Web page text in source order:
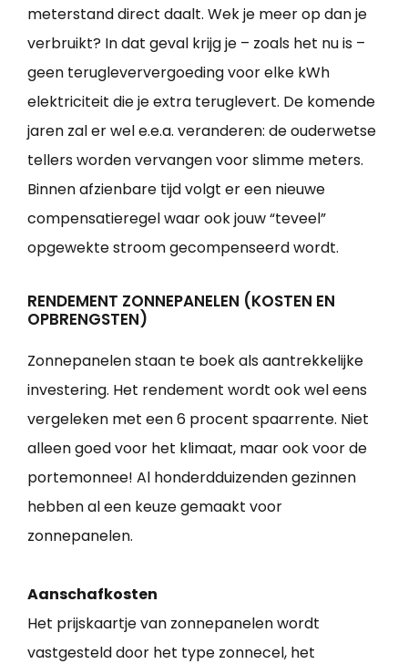
meterstand direct daalt. Wek je meer op dan je
verbruikt? In dat geval krijg je – zoals het nu is –
geen terugleververgoeding voor elke kWh
elektriciteit die je extra teruglevert. De komende
jaren zal er wel e.e.a. veranderen: de ouderwetse
tellers worden vervangen voor slimme meters.
Binnen afzienbare tijd volgt er een nieuwe
compensatieregel waar ook jouw “teveel”
opgewekte stroom gecompenseerd wordt.
RENDEMENT ZONNEPANELEN (KOSTEN EN
OPBRENGSTEN)
Zonnepanelen staan te boek als aantrekkelijke
investering. Het rendement wordt ook wel eens
vergeleken met een 6 procent spaarrente. Niet
alleen goed voor het klimaat, maar ook voor de
portemonnee! Al honderdduizenden gezinnen
hebben al een keuze gemaakt voor
zonnepanelen.
Aanschafkosten
Het prijskaartje van zonnepanelen wordt
vastgesteld door het type zonnecel, het